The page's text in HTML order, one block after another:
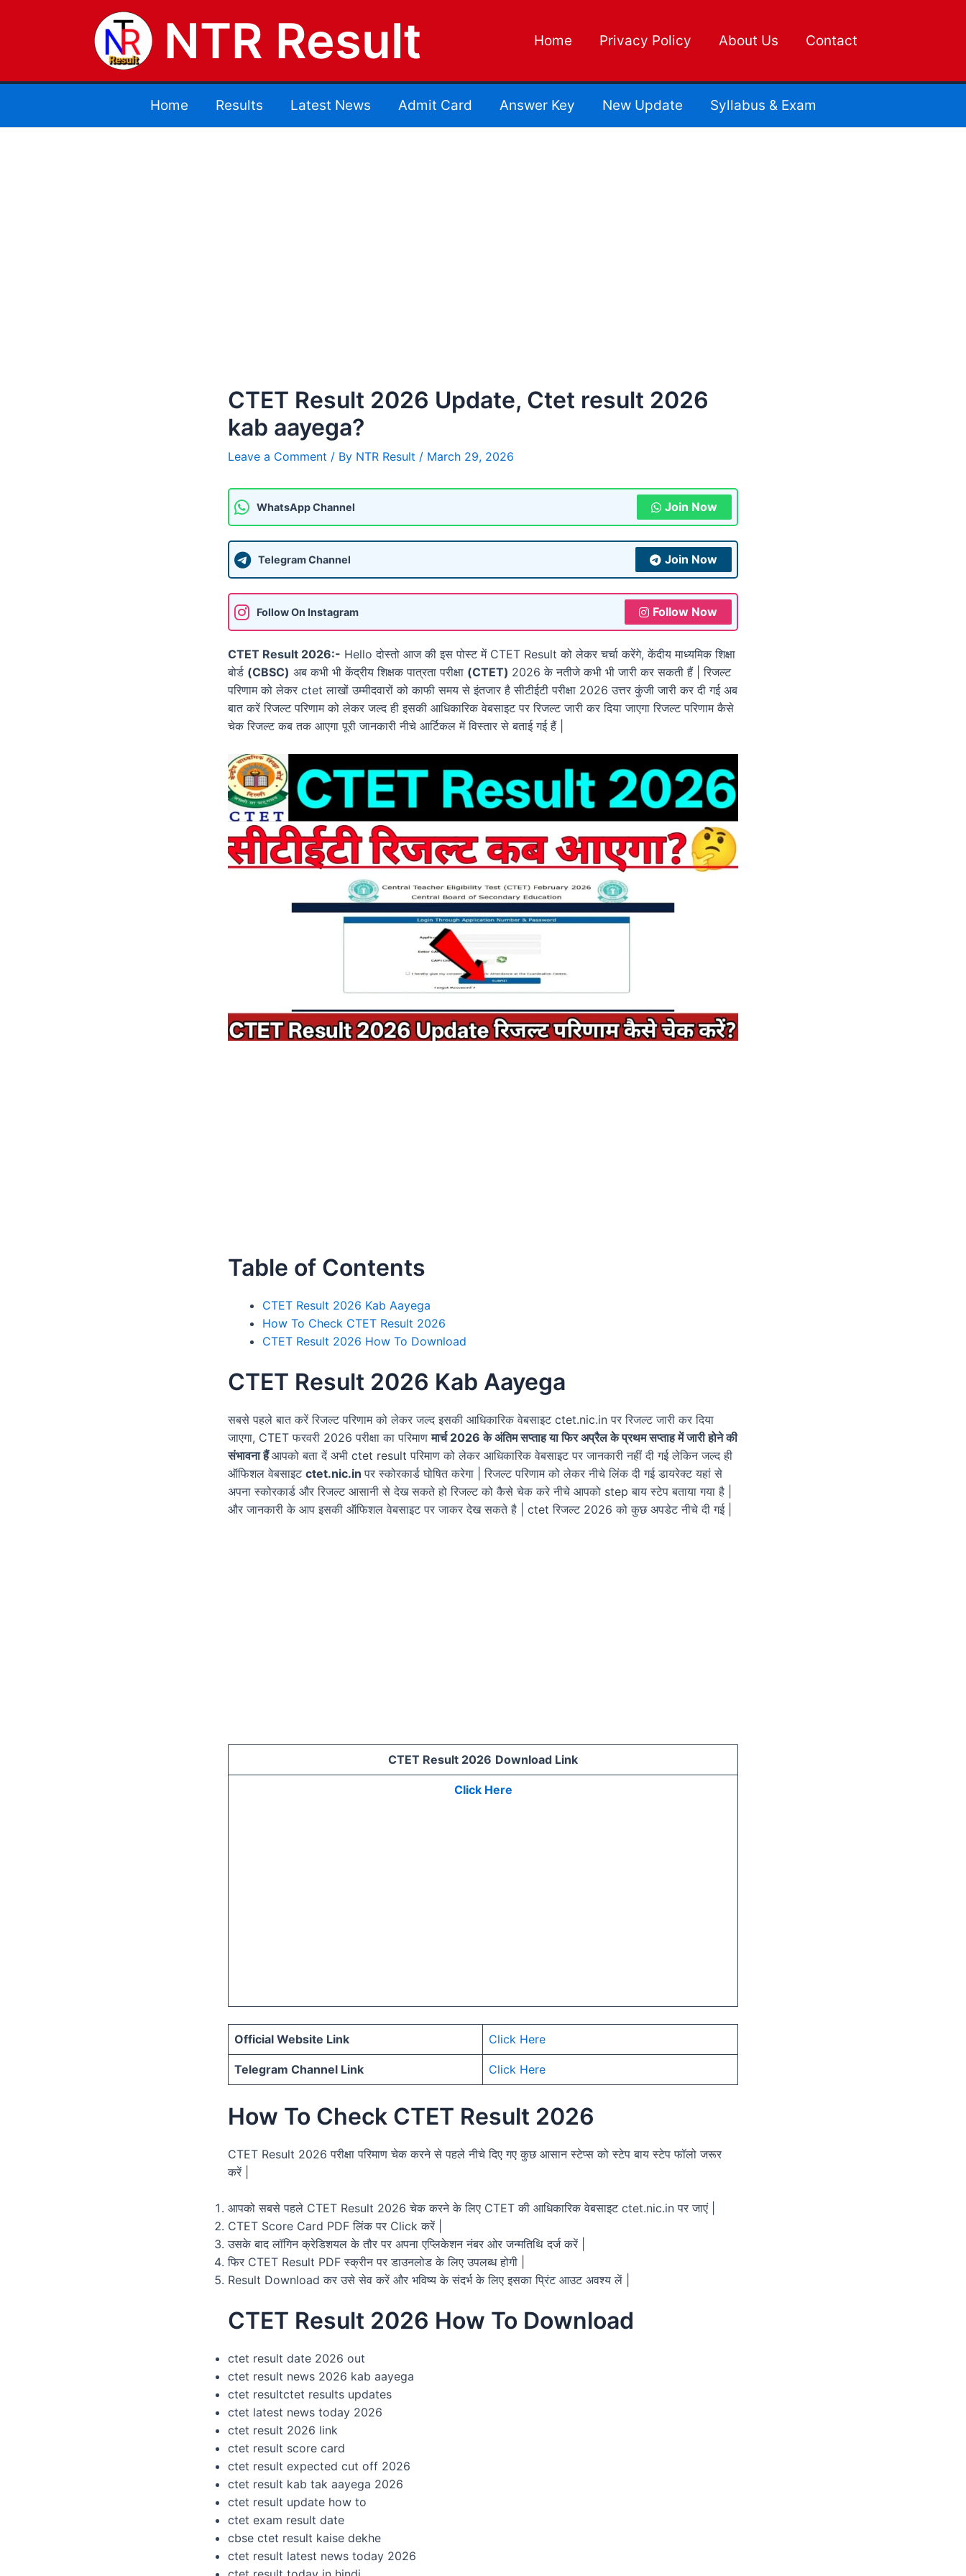
NTR Result Home Privacy Policy About Us Contact
Home Results Latest News Admit Card Answer Key New Update Syllabus & Exam
CTET Result 2026 Update, Ctet result 2026
kab aayega?
Leave a Comment / By NTR Result / March 29, 2026
WhatsApp Channel Join Now
Telegram Channel Join Now
Follow On Instagram Follow Now
CTET Result 2026:- Hello दोस्तो आज की इस पोस्ट में CTET Result को लेकर चर्चा करेंगे, केंदीय माध्यमिक शिक्षा
बोर्ड (CBSC) अब कभी भी केंद्रीय शिक्षक पात्रता परीक्षा (CTET) 2026 के नतीजे कभी भी जारी कर सकती हैं | रिजल्ट
परिणाम को लेकर ctet लाखों उम्मीदवारों को काफी समय से इंतजार है सीटीईटी परीक्षा 2026 उत्तर कुंजी जारी कर दी गई अब
बात करें रिजल्ट परिणाम को लेकर जल्द ही इसकी आधिकारिक वेबसाइट पर रिजल्ट जारी कर दिया जाएगा रिजल्ट परिणाम कैसे
चेक रिजल्ट कब तक आएगा पूरी जानकारी नीचे आर्टिकल में विस्तार से बताई गई हैं |
Table of Contents
CTET Result 2026 Kab Aayega
How To Check CTET Result 2026
CTET Result 2026 How To Download
CTET Result 2026 Kab Aayega
सबसे पहले बात करें रिजल्ट परिणाम को लेकर जल्द इसकी आधिकारिक वेबसाइट ctet.nic.in पर रिजल्ट जारी कर दिया
जाएगा, CTET फरवरी 2026 परीक्षा का परिमाणमार्च 2026 के अंतिम सप्ताह या फिर अप्रैल के प्रथम सप्ताह में जारी होने की
संभावना हैंआपको बता दें अभी ctet result परिमाण को लेकर आधिकारिक वेबसाइट पर जानकारी नहीं दी गई लेकिन जल्द ही
ऑफिशल वेबसाइट ctet.nic.inपर स्कोरकार्ड घोषित करेगा | रिजल्ट परिणाम को लेकर नीचे लिंक दी गई डायरेक्ट यहां से
अपना स्कोरकार्ड और रिजल्ट आसानी से देख सकते हो रिजल्ट को कैसे चेक करे नीचे आपको step बाय स्टेप बताया गया है |
और जानकारी के आप इसकी ऑफिशल वेबसाइट पर जाकर देख सकते है | ctet रिजल्ट 2026 को कुछ अपडेट नीचे दी गई |
CTET Result 2026 Download Link
Click Here
Official Website Link Click Here
Telegram Channel Link Click Here
How To Check CTET Result 2026
CTET Result 2026 परीक्षा परिमाण चेक करने से पहले नीचे दिए गए कुछ आसान स्टेप्स को स्टेप बाय स्टेप फॉलो जरूर
करें |
आपको सबसे पहले CTET Result 2026 चेक करने के लिए CTET की आधिकारिक वेबसाइट ctet.nic.in पर जाएं |
CTET Score Card PDF लिंक पर Click करें |
उसके बाद लॉगिन क्रेडिशयल के तौर पर अपना एप्लिकेशन नंबर ओर जन्मतिथि दर्ज करें |
फिर CTET Result PDF स्क्रीन पर डाउनलोड के लिए उपलब्ध होगी |
Result Download कर उसे सेव करें और भविष्य के संदर्भ के लिए इसका प्रिंट आउट अवश्य लें |
CTET Result 2026 How To Download
ctet result date 2026 out
ctet result news 2026 kab aayega
ctet resultctet results updates
ctet latest news today 2026
ctet result 2026 link
ctet result score card
ctet result expected cut off 2026
ctet result kab tak aayega 2026
ctet result update how to
ctet exam result date
cbse ctet result kaise dekhe
ctet result latest news today 2026